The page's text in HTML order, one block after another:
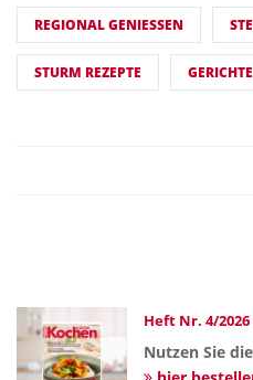
REGIONAL GENIESSEN
STURM REZEPTE
Heft Nr. 4/2026
Nutzen Sie